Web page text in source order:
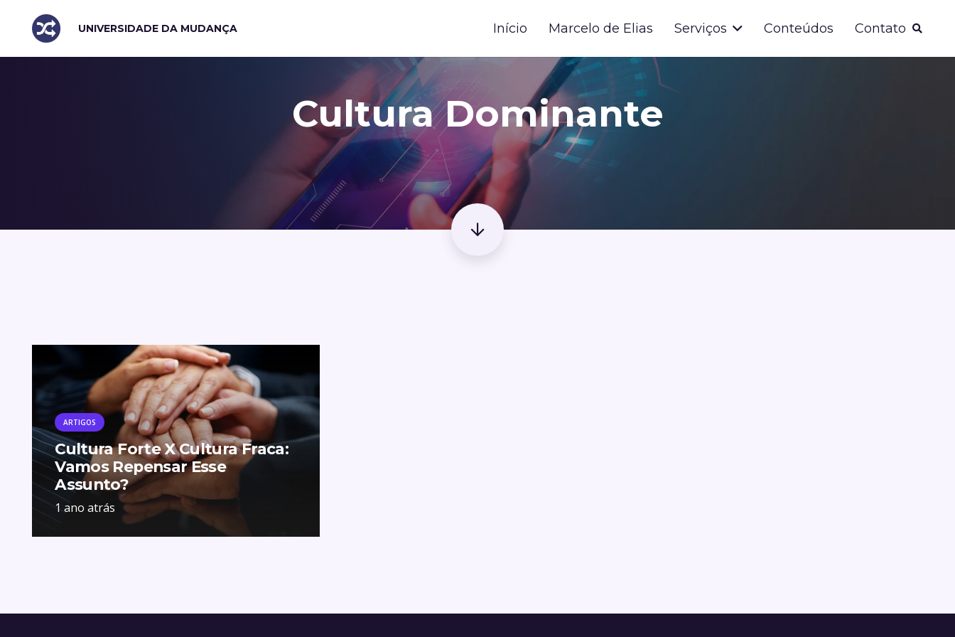
UNIVERSIDADE DA MUDANÇA Início Marcelo de Elias Serviços Conteúdos Contato
Cultura Dominante
ARTIGOS
Cultura Forte X Cultura Fraca:
Vamos Repensar Esse
Assunto?
1 ano atrás